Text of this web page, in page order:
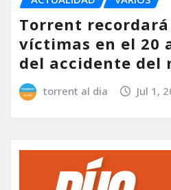
Torrent
víctimas en el 20
del accidente del
torrent al dia Jul 1,